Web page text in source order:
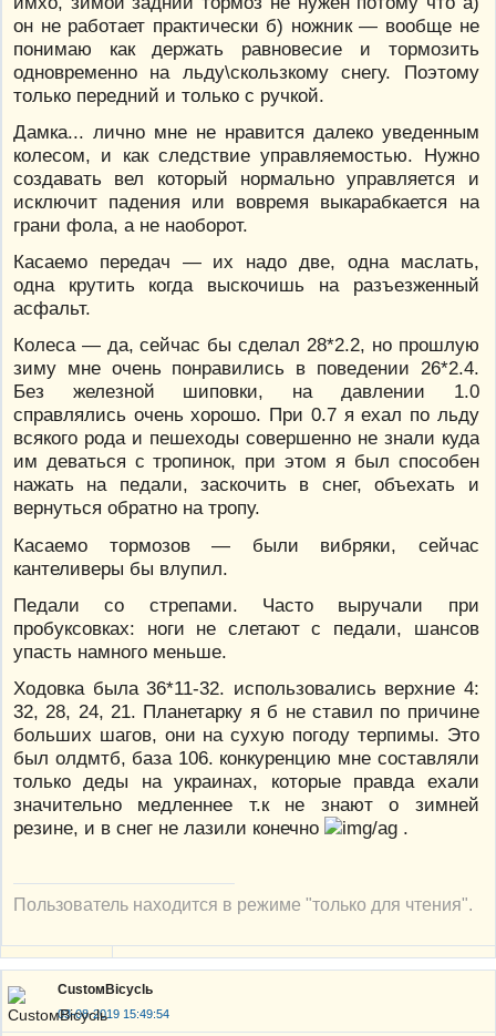
он не работает практически б) ножник — вообще не
понимаю как держать равновесие и тормозить
одновременно на льду\скользкому снегу. Поэтому
только передний и только с ручкой.
Дамка... лично мне не нравится далеко уведенным
колесом, и как следствие управляемостью. Нужно
создавать вел который нормально управляется и
исключит падения или вовремя выкарабкается на
грани фола, а не наоборот.
Касаемо передач — их надо две, одна маслать,
одна крутить когда выскочишь на разъезженный
асфальт.
Колеса — да, сейчас бы сделал 28*2.2, но прошлую
зиму мне очень понравились в поведении 26*2.4.
Без железной шиповки, на давлении 1.0
справлялись очень хорошо. При 0.7 я ехал по льду
всякого рода и пешеходы совершенно не знали куда
им деваться с тропинок, при этом я был способен
нажать на педали, заскочить в снег, объехать и
вернуться обратно на тропу.
Касаемо тормозов — были вибряки, сейчас
кантеливеры бы влупил.
Педали со стрепами. Часто выручали при
пробуксовках: ноги не слетают с педали, шансов
упасть намного меньше.
Ходовка была 36*11-32. использовались верхние 4:
32, 28, 24, 21. Планетарку я б не ставил по причине
больших шагов, они на сухую погоду терпимы. Это
был олдмтб, база 106. конкуренцию мне составляли
только деды на украинах, которые правда ехали
значительно медленнее т.к не знают о зимней
резине, и в снег не лазили конечно
.
Пользователь находится в режиме "только для чтения".
CustoмBicyclь
03-08-2019 15:49:54